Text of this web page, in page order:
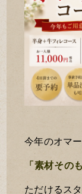
今年のオマー
「素材その
ただけるス